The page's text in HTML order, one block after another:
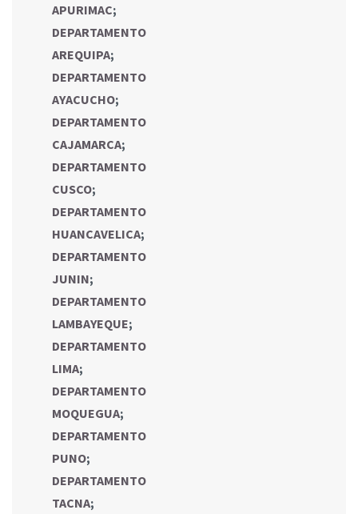
APURIMAC;
DEPARTAMENTO
AREQUIPA;
DEPARTAMENTO
AYACUCHO;
DEPARTAMENTO
CAJAMARCA;
DEPARTAMENTO
CUSCO;
DEPARTAMENTO
HUANCAVELICA;
DEPARTAMENTO
JUNIN;
DEPARTAMENTO
LAMBAYEQUE;
DEPARTAMENTO
LIMA;
DEPARTAMENTO
MOQUEGUA;
DEPARTAMENTO
PUNO;
DEPARTAMENTO
TACNA;